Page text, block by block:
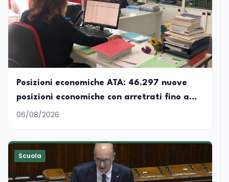
Posizioni economiche ATA: 46.297 nuove
posizioni economiche con arretrati fino a
4.150 euro
06/08/2026
Scuola